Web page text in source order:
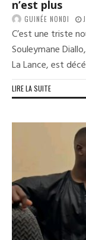
n’est plus
GUINÉE NONDI
C’est une triste
Souleymane
La Lance, est
LIRE LA SUITE